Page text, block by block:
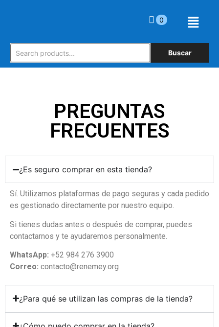
0
Buscar
PREGUNTAS
FRECUENTES
¿Es seguro comprar en esta tienda?
Sí. Utilizamos plataformas de pago seguras y cada pedido
es gestionado directamente por nuestro equipo.
Si tienes dudas antes o después de comprar, puedes
contactarnos y te ayudaremos personalmente.
WhatsApp: +52 984 276 3900
Correo: contacto@renemey.org
¿Para qué se utilizan las compras de la tienda?